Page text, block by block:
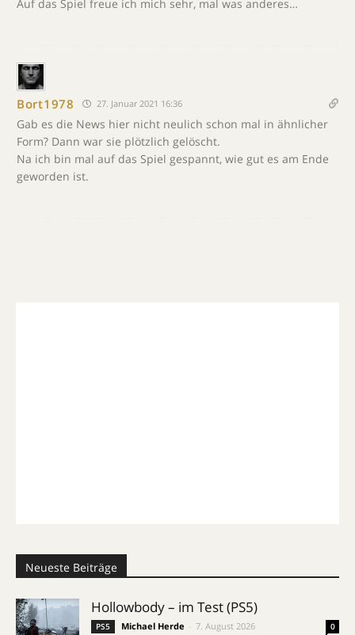
Auf das Spiel freue ich mich sehr, mal was anderes…
Bort1978 27. Januar 2021 16:36
Gab es die News hier nicht neulich schon mal in ähnlicher
Form? Dann war sie plötzlich gelöscht.
Na ich bin mal auf das Spiel gespannt, wie gut es am Ende
geworden ist.
Neueste Beiträge
Hollowbody – im Test (PS5)
PS5 Michael Herde 7. August 2026 0